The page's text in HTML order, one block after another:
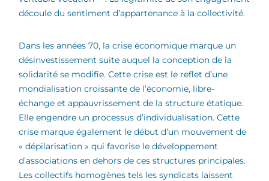
découle du sentiment d’appartenance à la collectivité.
Dans les années 70, la crise économique marque un
désinvestissement suite auquel la conception de la
solidarité se modifie. Cette crise est le reflet d’une
mondialisation croissante de l’économie, libre-
échange et appauvrissement de la structure étatique.
Elle engendre un processus d’individualisation. Cette
crise marque également le début d’un mouvement de
« dépilarisation » qui favorise le développement
d’associations en dehors de ces structures principales.
Les collectifs homogènes tels les syndicats laissent